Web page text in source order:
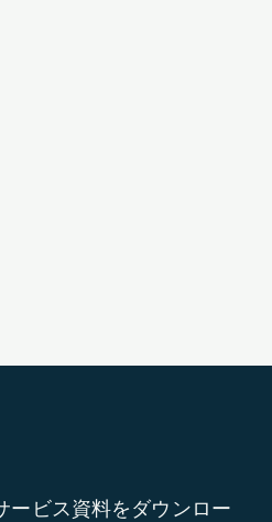
ービス資料をダウンロー